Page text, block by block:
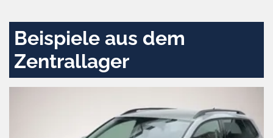
Beispiele aus dem
Zentrallager